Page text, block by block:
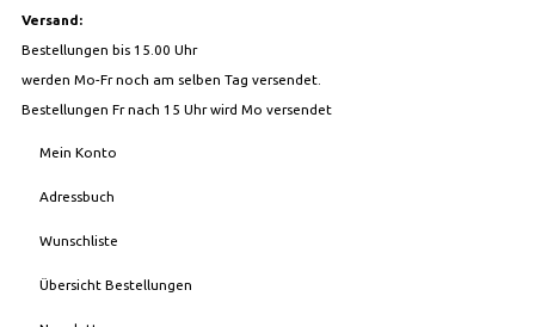
Versand:
Bestellungen bis 15.00 Uhr
werden Mo-Fr noch am selben Tag versendet.
Bestellungen Fr nach 15 Uhr wird Mo versendet
Mein Konto
Adressbuch
Wunschliste
Übersicht Bestellungen